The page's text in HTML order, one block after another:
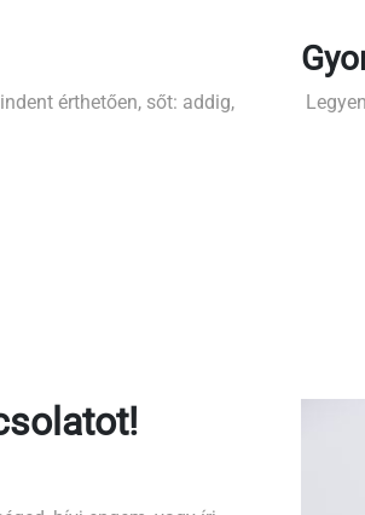
érthetően, sőt: addig,